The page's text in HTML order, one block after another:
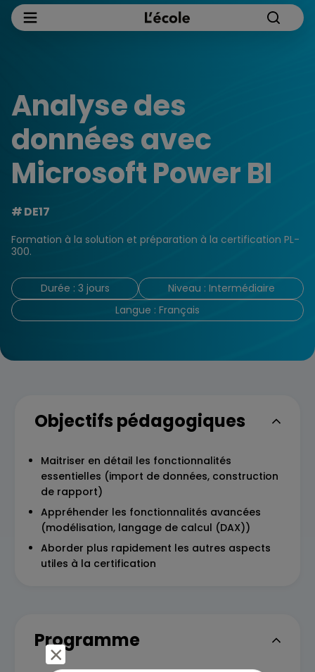
Analyse des
données avec
Microsoft Power BI
DE17
Formation à la solution et préparation à la certification PL-
300.
Durée : 3 jours
Niveau : Intermédiaire
Langue : Français
Objectifs pédagogiques
Maitriser en détail les fonctionnalités
essentielles (import de données, construction
de rapport)
Appréhender les fonctionnalités avancées
(modélisation, langage de calcul (DAX))
Aborder plus rapidement les autres aspects
utiles à la certification
Programme